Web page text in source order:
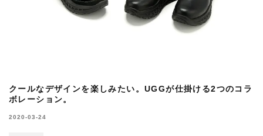
クールなデザインを楽しみたい。UGGが仕掛ける2つのコラ
ボレーション。
2020-03-24